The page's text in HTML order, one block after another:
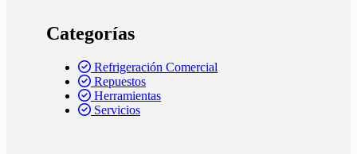
Categorías
Refrigeración Comercial
Repuestos
Herramientas
Servicios